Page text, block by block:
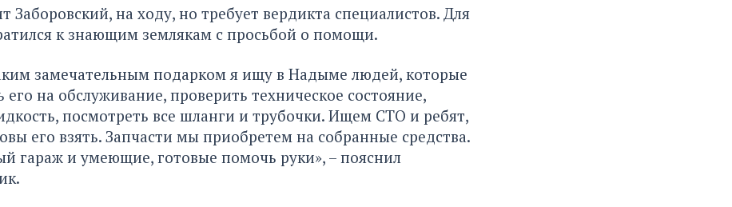
Заборовский, на ходу, но требует вердикта специалистов. Для
к знающим землякам с просьбой о помощи.
замечательным подарком я ищу в Надыме людей, которые
его на обслуживание, проверить техническое состояние,
посмотреть все шланги и трубочки. Ищем СТО и ребят,
его взять. Запчасти мы приобретем на собранные средства.
гараж и умеющие, готовые помочь руки», – пояснил